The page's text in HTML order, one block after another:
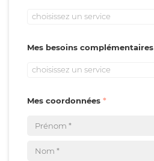
choisissez un service
Mes besoins complémentaires
choisissez un service
Mes coordonnées